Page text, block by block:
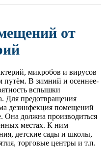
от
микробов и вирусов
путём. В зимний и осеннее-
вспышки
Для предотвращения
дезинфекция помещений
Она должна производиться
местах. К ним
детские сады и школы,
торговые центры и т.п.